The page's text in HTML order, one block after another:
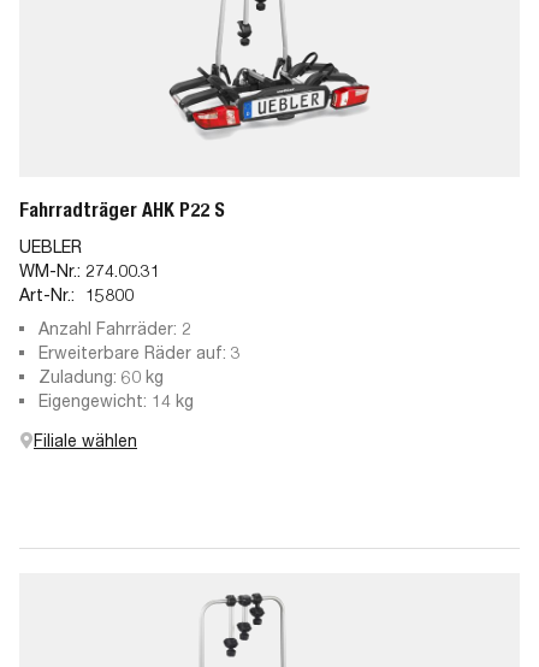
Fahrradträger AHK P22 S
UEBLER
WM-Nr.: 274.00.31
Art-Nr.:
15800
Anzahl Fahrräder: 2
Erweiterbare Räder auf: 3
Zuladung: 60 kg
Eigengewicht: 14 kg
Filiale wählen